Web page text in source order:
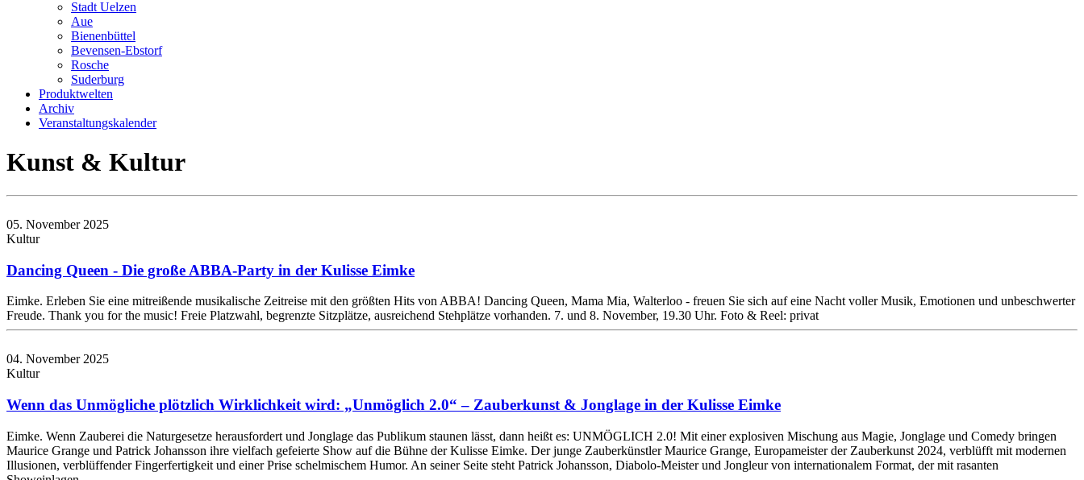
Stadt Uelzen
Aue
Bienenbüttel
Bevensen-Ebstorf
Rosche
Suderburg
Produktwelten
Archiv
Veranstaltungskalender
Kunst & Kultur
05. November 2025
Kultur
Dancing Queen - Die große ABBA-Party in der Kulisse Eimke
Eimke. Erleben Sie eine mitreißende musikalische Zeitreise mit den größten Hits von ABBA! Dancing Queen, Mama Mia, Walterloo - freuen Sie sich auf eine Nacht voller Musik, Emotionen und unbeschwerter
Freude. Thank you for the music! Freie Platzwahl, begrenzte Sitzplätze, ausreichend Stehplätze vorhanden. 7. und 8. November, 19.30 Uhr. Foto & Reel: privat
04. November 2025
Kultur
Wenn das Unmögliche plötzlich Wirklichkeit wird: „Unmöglich 2.0“ – Zauberkunst & Jonglage in der Kulisse Eimke
Eimke. Wenn Zauberei die Naturgesetze herausfordert und Jonglage das Publikum staunen lässt, dann heißt es: UNMÖGLICH 2.0! Mit einer explosiven Mischung aus Magie, Jonglage und Comedy bringen
Maurice Grange und Patrick Johansson ihre vielfach gefeierte Show auf die Bühne der Kulisse Eimke. Der junge Zauberkünstler Maurice Grange, Europameister der Zauberkunst 2024, verblüfft mit modernen
Illusionen, verblüffender Fingerfertigkeit und einer Prise schelmischem Humor. An seiner Seite steht Patrick Johansson, Diabolo-Meister und Jongleur von internationalem Format, der mit rasanten